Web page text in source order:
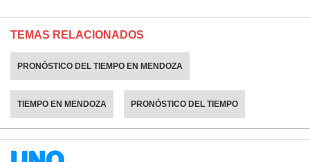
TEMAS RELACIONADOS
PRONÓSTICO DEL TIEMPO EN MENDOZA
TIEMPO EN MENDOZA PRONÓSTICO DEL TIEMPO